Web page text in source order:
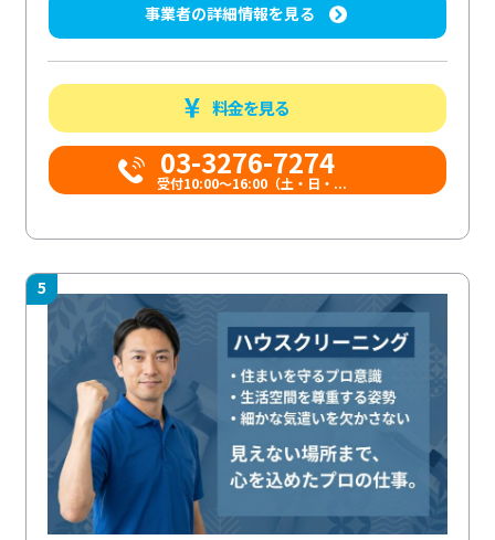
事業者の詳細情報を見る
料金を見る
03-3276-7274
受付10:00〜16:00（土・日・...
5